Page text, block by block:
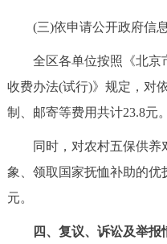
(三)依申请公开政府信
全区各单位按照《北京
收费办法(试行)》规定，对
制、邮寄等费用共计23.8元。
同时，对农村五保供养
象、领取国家抚恤补助的优
元。
四、复议、诉讼及举报